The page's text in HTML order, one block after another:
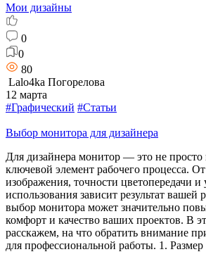
Мои дизайны
0
0
80
Lalo4ka Погорелова
12 марта
#Графический #Статьи
Выбор монитора для дизайнера
Для дизайнера монитор — это не просто
ключевой элемент рабочего процесса. От
изображения, точности цветопередачи и
использования зависит результат
выбор монитора может значительно
комфорт и качество ваших проектов. В
расскажем, на что обратить внимание
для профессиональной работы. 1.